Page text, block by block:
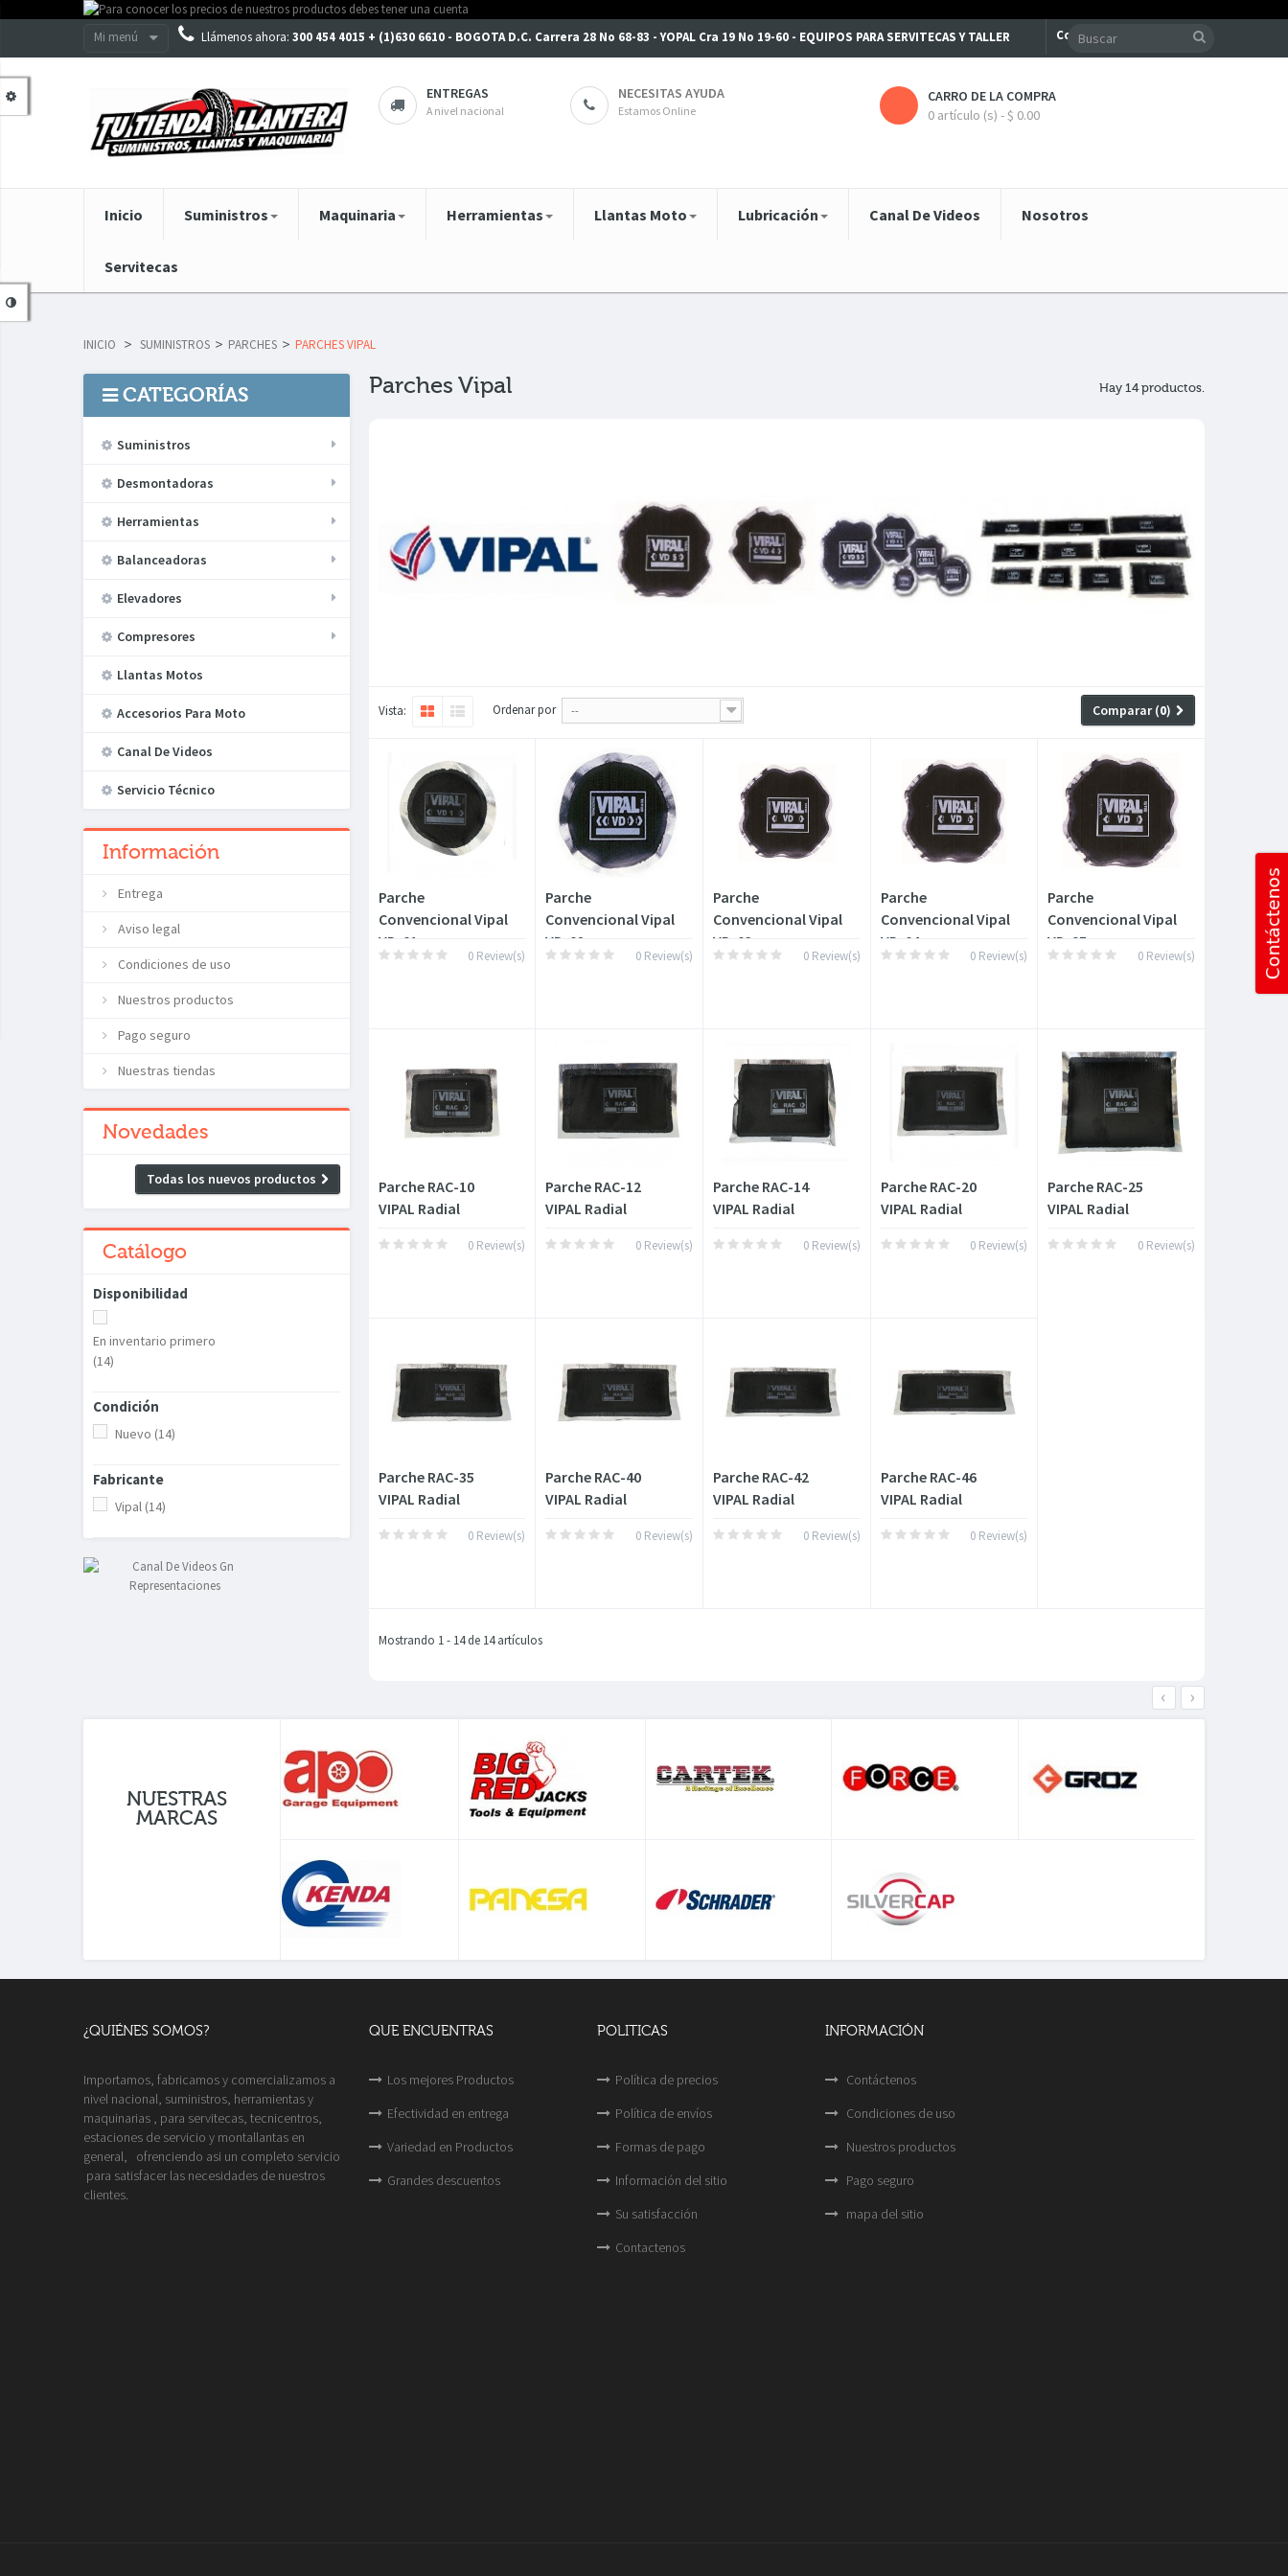
Mi menú Contacte con nosotros
Llámenos ahora: 300 454 4015 + (1)630 6610 - BOGOTA D.C. Carrera 28 No 68-83 - YOPAL Cra 19 No 19-60 - EQUIPOS PARA SERVITECAS Y TALLER
ENTREGAS
A nivel nacional
NECESITAS AYUDA
Estamos Online
CARRO DE LA COMPRA
0 artículo (s) - $ 0.00
Inicio Suministros Maquinaria Herramientas Llantas Moto Lubricación Canal De Videos Nosotros
Servitecas
INICIO > SUMINISTROS > PARCHES > PARCHES VIPAL
CATEGORÍAS
Suministros
Desmontadoras
Herramientas
Balanceadoras
Elevadores
Compresores
Llantas Motos
Accesorios Para Moto
Canal De Videos
Servicio Técnico
Información
Entrega
Aviso legal
Condiciones de uso
Nuestros productos
Pago seguro
Nuestras tiendas
Novedades
Todas los nuevos productos
Catálogo
Disponibilidad
En inventario primero
(14)
Condición
Nuevo (14)
Fabricante
Vipal (14)
Parches Vipal Hay 14 productos.
Vista: Ordenar por -- Comparar (0)
Parche
Convencional Vipal
VD-01
0 Review(s)
Parche
Convencional Vipal
VD-02
0 Review(s)
Parche
Convencional Vipal
VD-03
0 Review(s)
Parche
Convencional Vipal
VD-04
0 Review(s)
Parche
Convencional Vipal
VD-05
0 Review(s)
Parche RAC-10
VIPAL Radial
0 Review(s)
Parche RAC-12
VIPAL Radial
0 Review(s)
Parche RAC-14
VIPAL Radial
0 Review(s)
Parche RAC-20
VIPAL Radial
0 Review(s)
Parche RAC-25
VIPAL Radial
0 Review(s)
Parche RAC-35
VIPAL Radial
0 Review(s)
Parche RAC-40
VIPAL Radial
0 Review(s)
Parche RAC-42
VIPAL Radial
0 Review(s)
Parche RAC-46
VIPAL Radial
0 Review(s)
Mostrando 1 - 14 de 14 artículos
NUESTRAS
MARCAS
‹ ›
¿QUIÉNES SOMOS?
Importamos, fabricamos y comercializamos a
nivel nacional, suministros, herramientas y
maquinarias , para servitecas, tecnicentros,
estaciones de servicio y montallantas en
general, ofrenciendo asi un completo servicio
para satisfacer las necesidades de nuestros
clientes.
QUE ENCUENTRAS
Los mejores Productos
Efectividad en entrega
Variedad en Productos
Grandes descuentos
POLITICAS
Política de precios
Política de envíos
Formas de pago
Información del sitio
Su satisfacción
Contactenos
INFORMACIÓN
Contáctenos
Condiciones de uso
Nuestros productos
Pago seguro
mapa del sitio